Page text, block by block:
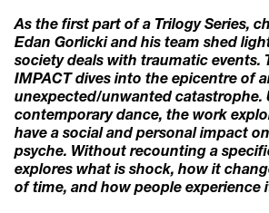
As the first part of a Trilogy Series,
Edan Gorlicki and his team shed
society deals with traumatic events.
IMPACT dives into the epicentre of
unexpected/unwanted catastrophe.
contemporary dance, the work
have a social and personal impact
psyche. Without recounting a
explores what is shock, how it
of time, and how people experience